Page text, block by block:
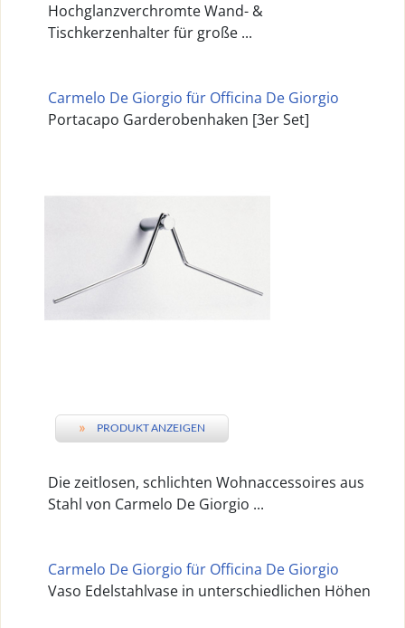
Hochglanzverchromte Wand- &
Tischkerzenhalter für große ...
Carmelo De Giorgio für Officina De Giorgio
Portacapo Garderobenhaken [3er Set]
» PRODUKT ANZEIGEN
Die zeitlosen, schlichten Wohnaccessoires aus
Stahl von Carmelo De Giorgio ...
Carmelo De Giorgio für Officina De Giorgio
Vaso Edelstahlvase in unterschiedlichen Höhen